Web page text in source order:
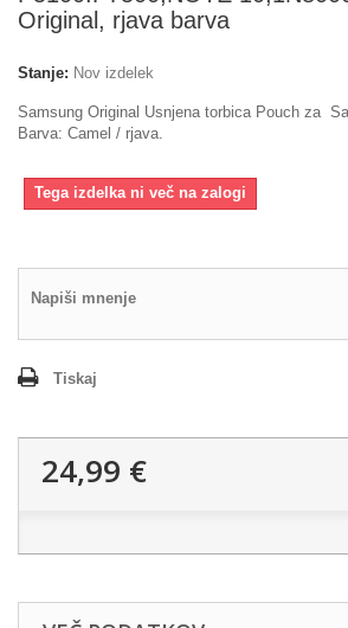
Original, rjava barva
Stanje: Nov izdelek
Samsung Original Usnjena torbica Pouch za
Barva: Camel / rjava.
Tega izdelka ni več na zalogi
Napiši mnenje
Tiskaj
24,99 €